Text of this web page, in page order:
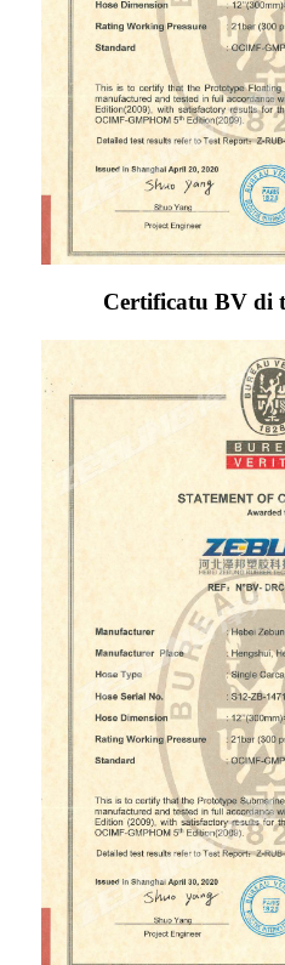
Certificatu BV di